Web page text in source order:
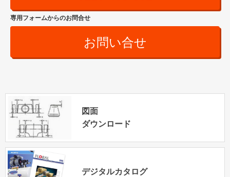
専用フォームからのお問合せ
お問い合せ
図面
ダウンロード
デジタルカタログ